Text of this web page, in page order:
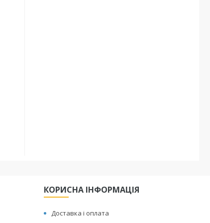
КОРИСНА ІНФОРМАЦІЯ
Доставка і оплата